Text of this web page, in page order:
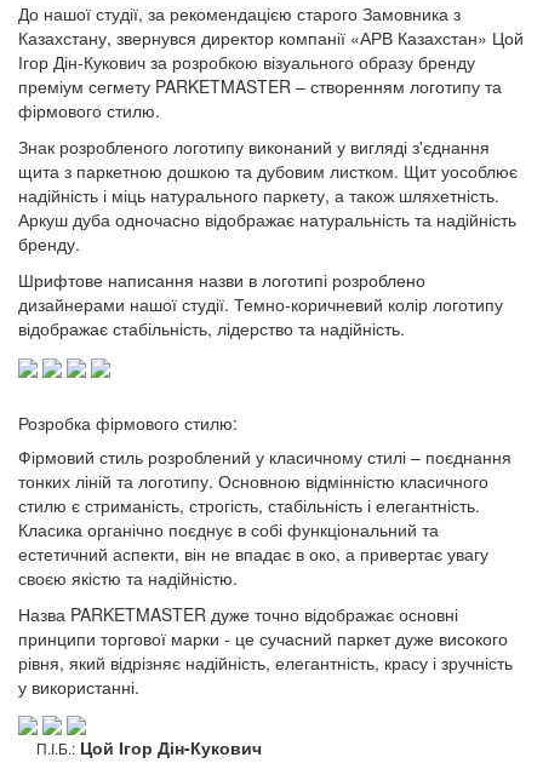
До нашої студії, за рекомендацією старого Замовника з
Казахстану, звернувся директор компанії «АРВ Казахстан» Цой
Ігор Дін-Кукович за розробкою візуального образу бренду
преміум сегмету PARKETMASTER – створенням логотипу та
фірмового стилю.
Знак розробленого логотипу виконаний у вигляді з'єднання
щита з паркетною дошкою та дубовим листком. Щит уособлює
надійність і міць натурального паркету, а також шляхетність.
Аркуш дуба одночасно відображає натуральність та надійність
бренду.
Шрифтове написання назви в логотипі розроблено
дизайнерами нашої студії. Темно-коричневий колір логотипу
відображає стабільність, лідерство та надійність.
Розробка фірмового стилю:
Фірмовий стиль розроблений у класичному стилі – поєднання
тонких ліній та логотипу. Основною відмінністю класичного
стилю є стриманість, строгість, стабільність і елегантність.
Класика органічно поєднує в собі функціональний та
естетичний аспекти, він не впадає в око, а привертає увагу
своєю якістю та надійністю.
Назва PARKETMASTER дуже точно відображає основні
принципи торгової марки - це сучасний паркет дуже високого
рівня, який відрізняє надійність, елегантність, красу і зручність
у використанні.
П.І.Б.: Цой Ігор Дін-Кукович